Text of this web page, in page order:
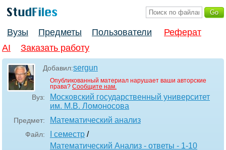
Вузы Предметы Пользователи
Реферат
AI
Заказать работу
Добавил:sergun
Опубликованный материал нарушает ваши авторские
права? Сообщите нам.
Вуз:
Московский государственный университет
им. М.В. Ломоносова
Предмет: Математический анализ
Файл: I семестр /
Математический Анализ - ответы - 1-10